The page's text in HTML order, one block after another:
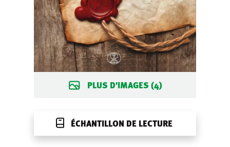
PLUS D'IMAGES (4)
ÉCHANTILLON DE LECTURE